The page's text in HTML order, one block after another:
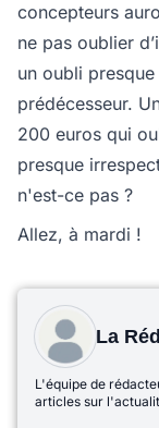
concepteurs
ne pas oublier
un oubli
prédécesseur.
200 euros qui
presque
n'est-ce pas ?
Allez, à mardi !
La
L'équipe de
articles sur